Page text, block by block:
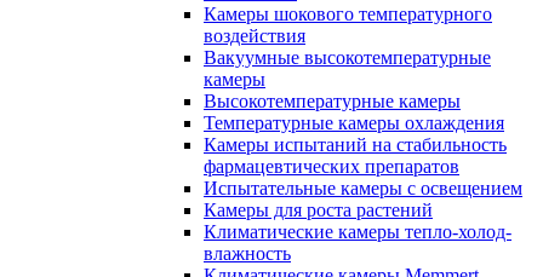
Камеры шокового температурного
воздействия
Вакуумные высокотемпературные
камеры
Высокотемпературные камеры
Температурные камеры охлаждения
Камеры испытаний на стабильность
фармацевтических препаратов
Испытательные камеры с освещением
Камеры для роста растений
Климатические камеры тепло-холод-
влажность